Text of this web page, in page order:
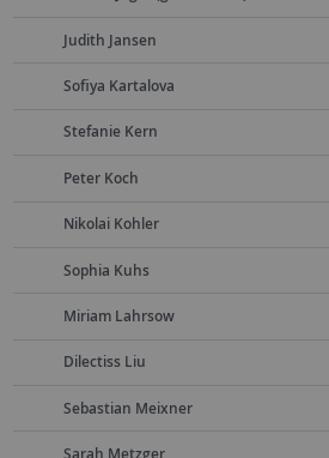
Judith Jansen
Sofiya Kartalova
Stefanie Kern
Peter Koch
Nikolai Kohler
Sophia Kuhs
Miriam Lahrsow
Dilectiss Liu
Sebastian Meixner
Sarah Metzger